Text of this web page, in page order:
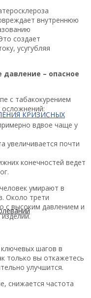
КРИЗИСНЫХ
внутреннюю
создает
усугубляя
давление – опасное
с табакокурением
осложнений:
вдвое чаще у
увеличивается почти
конечностей ведет
умирают в
Около трети
с высоким давлением и
шагов в
только вы откажетесь
улучшится.
снижается частота